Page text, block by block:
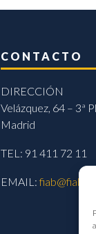
CONTACTO
DIRECCIÓN
Velázquez, 64 – 3ª
Madrid
TEL: 91 411 72 11
EMAIL:fiab@fiab.es